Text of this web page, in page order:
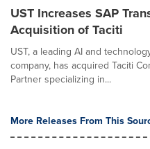
UST Increases SAP
Acquisition of Taciti
UST, a leading AI and
company, has acquired Taciti
Partner specializing in...
More Releases From This